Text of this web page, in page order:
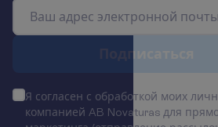
Я согласен с обработкой моих
компанией AB Novaturas для